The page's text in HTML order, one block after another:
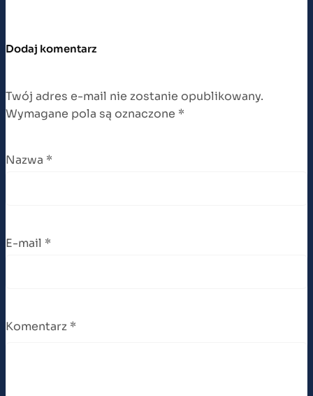
Dodaj komentarz
Twój adres e-mail nie zostanie opublikowany.
Wymagane pola są oznaczone *
Nazwa *
E-mail *
Komentarz *